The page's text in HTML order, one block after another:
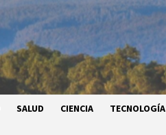
SALUD CIENCIA TECNOLOGÍA